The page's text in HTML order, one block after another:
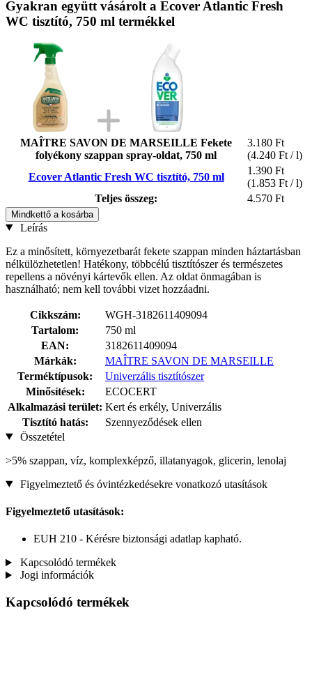
Gyakran együtt vásárolt a Ecover Atlantic Fresh
WC tisztító, 750 ml termékkel
MAÎTRE SAVON DE MARSEILLE Fekete
folyékony szappan spray-oldat, 750 ml
3.180 Ft
(4.240 Ft / l)
Ecover Atlantic Fresh WC tisztító, 750 ml
1.390 Ft
(1.853 Ft / l)
Teljes összeg:
4.570 Ft
Mindkettő a kosárba
Leírás
Ez a minősített, környezetbarát fekete szappan minden háztartásban
nélkülözhetetlen! Hatékony, többcélú tisztítószer és természetes
repellens a növényi kártevők ellen. Az oldat önmagában is
használható; nem kell további vizet hozzáadni.
Cikkszám:
WGH-3182611409094
Tartalom:
750 ml
EAN:
3182611409094
Márkák:
MAÎTRE SAVON DE MARSEILLE
Terméktípusok:
Univerzális tisztítószer
Minősítések:
ECOCERT
Alkalmazási terület: Kert és erkély, Univerzális
Tisztító hatás:
Szennyeződések ellen
Összetétel
>5% szappan, víz, komplexképző, illatanyagok, glicerin, lenolaj
Figyelmeztető és óvintézkedésekre vonatkozó utasítások
Figyelmeztető utasítások:
EUH 210 - Kérésre biztonsági adatlap kapható.
Kapcsolódó termékek
Jogi információk
Kapcsolódó termékek